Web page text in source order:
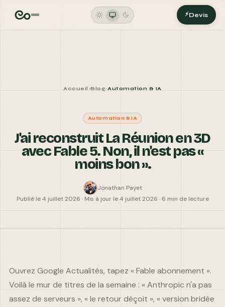
AGENCE DIGITALE FERMER
TÉLÉPHONE
⚡Devis
Accueil ›Blog›Automation & IA
Automation & IA
J'ai reconstruit La Réunion en 3D
avec Fable 5. Non, il n'est pas «
moins bon ».
Jonathan Payet
Publié le 4 juillet 2026 · Mis à jour le 4 juillet 2026 · 6 min de lecture
Ouvrez Google Actualités, tapez « Fable abonnement ».
Voilà le mur de titres de la semaine : « Anthropic n'a pas
assez de serveurs », « le retour déçoit », « version bridée